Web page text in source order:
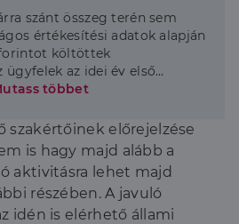
szánt összeg terén sem
értékesítési adatok alapján
költöttek
az idei év első
kal, azaz 4 millió forinttal
– kezdte Máté Ferenc, a
helyettese.
többet
szakértőinek előrejelzése
is hagy majd alább a
aktivitásra lehet majd
részében. A javuló
idén is elérhető állami